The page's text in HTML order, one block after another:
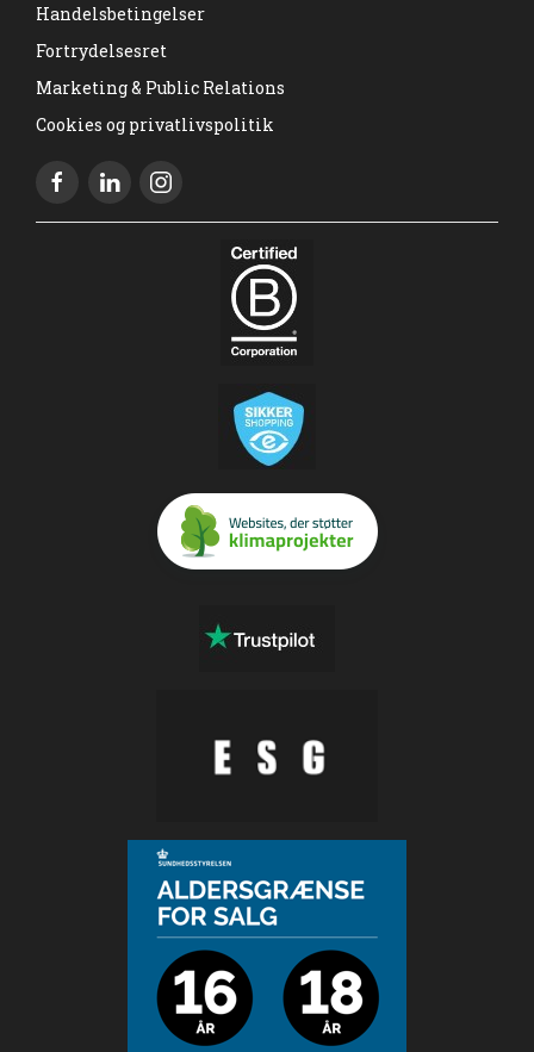
Handelsbetingelser
Fortrydelsesret
Marketing & Public Relations
Cookies og privatlivspolitik